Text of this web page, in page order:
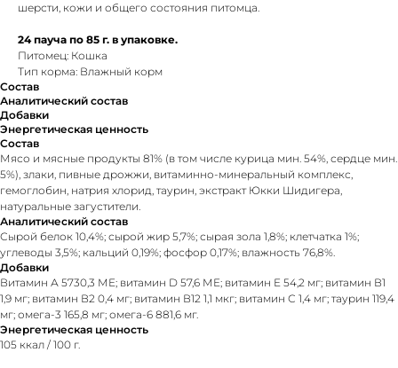
шерсти, кожи и общего состояния питомца.
24 пауча по 85 г. в упаковке.
Питомец: Кошка
Тип корма: Влажный корм
Состав
Аналитический состав
Добавки
Энергетическая ценность
Состав
Мясо и мясные продукты 81% (в том числе курица мин. 54%, сердце мин.
5%), злаки, пивные дрожжи, витаминно-минеральный комплекс,
гемоглобин, натрия хлорид, таурин, экстракт Юкки Шидигера,
натуральные загустители.
Аналитический состав
Сырой белок 10,4%; сырой жир 5,7%; сырая зола 1,8%; клетчатка 1%;
углеводы 3,5%; кальций 0,19%; фосфор 0,17%; влажность 76,8%.
Добавки
Витамин А 5730,3 МЕ; витамин D 57,6 МЕ; витамин Е 54,2 мг; витамин В1
1,9 мг; витамин В2 0,4 мг; витамин В12 1,1 мкг; витамин С 1,4 мг; таурин 119,4
мг; омега-3 165,8 мг; омега-6 881,6 мг.
Энергетическая ценность
105 ккал / 100 г.